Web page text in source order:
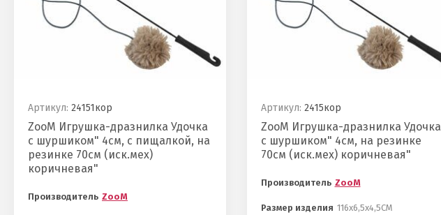
Артикул: 24151кор
ZooM Игрушка-дразнилка Удочка
с шуршиком" 4см, с пищалкой, на
резинке 70см (иск.мех)
коричневая"
Производитель ZooM
Артикул: 2415кор
ZooM Игрушка-дразнилка Удочка
с шуршиком" 4см, на резинке
70см (иск.мех) коричневая"
Производитель ZooM
Размер изделия 116х6,5х4,5СМ